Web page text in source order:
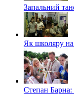
Запальний
Як школяру на
Степан Барна: